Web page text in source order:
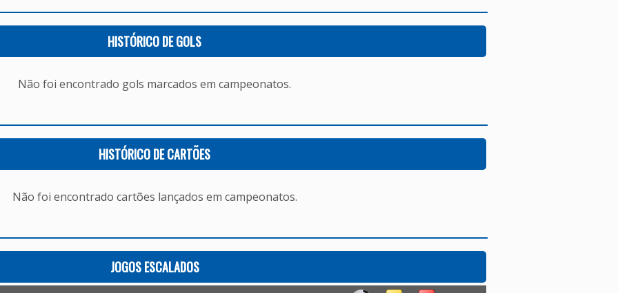
HISTÓRICO DE GOLS
Não foi encontrado gols marcados em campeonatos.
HISTÓRICO DE CARTÕES
Não foi encontrado cartões lançados em campeonatos.
JOGOS ESCALADOS